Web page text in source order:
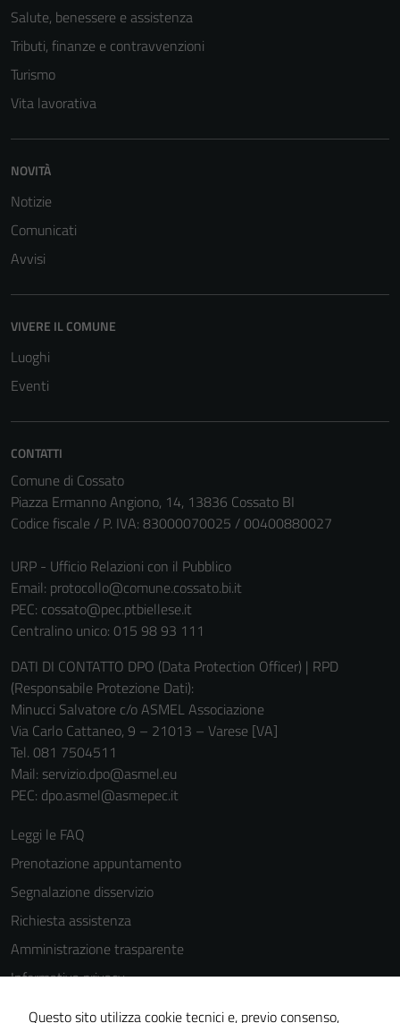
Salute, benessere e assistenza
Tributi, finanze e contravvenzioni
Turismo
Vita lavorativa
NOVITÀ
Notizie
Comunicati
Avvisi
VIVERE IL COMUNE
Luoghi
Eventi
CONTATTI
Comune di Cossato
Piazza Ermanno Angiono, 14, 13836 Cossato BI
Codice fiscale / P. IVA: 83000070025 / 00400880027
URP - Ufficio Relazioni con il Pubblico
Email: protocollo@comune.cossato.bi.it
PEC: cossato@pec.ptbiellese.it
Centralino unico: 015 98 93 111
DATI DI CONTATTO DPO (Data Protection Officer) | RPD
(Responsabile Protezione Dati):
Minucci Salvatore c/o ASMEL Associazione
Via Carlo Cattaneo, 9 – 21013 – Varese [VA]
Tel. 081 7504511
Mail: servizio.dpo@asmel.eu
PEC: dpo.asmel@asmepec.it
Leggi le FAQ
Prenotazione appuntamento
Segnalazione disservizio
Richiesta assistenza
Amministrazione trasparente
Informativa privacy
Questo sito utilizza cookie tecnici e, previo consenso,